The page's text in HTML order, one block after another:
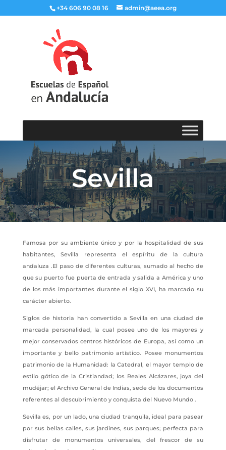
+34 606 90 08 16 admin@aeea.org
Sevilla
Famosa por su ambiente único y por la hospitalidad de sus
habitantes, Sevilla representa el espíritu de la cultura
andaluza .El paso de diferentes culturas, sumado al hecho de
que su puerto fue puerta de entrada y salida a América y uno
de los más importantes durante el siglo XVI, ha marcado su
carácter abierto.
Siglos de historia han convertido a Sevilla en una ciudad de
marcada personalidad, la cual posee uno de los mayores y
mejor conservados centros históricos de Europa, así como un
importante y bello patrimonio artístico. Posee monumentos
patrimonio de la Humanidad: la Catedral, el mayor templo de
estilo gótico de la Cristiandad; los Reales Alcázares, joya del
mudéjar; el Archivo General de Indias, sede de los documentos
referentes al descubrimiento y conquista del Nuevo Mundo .
Sevilla es, por un lado, una ciudad tranquila, ideal para pasear
por sus bellas calles, sus jardines, sus parques; perfecta para
disfrutar de monumentos universales, del frescor de su